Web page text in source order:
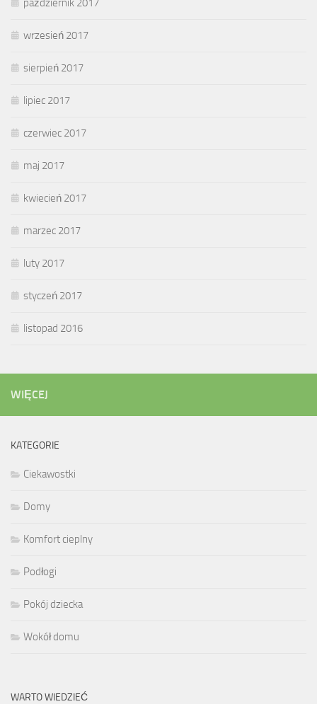
październik 2017
wrzesień 2017
sierpień 2017
lipiec 2017
czerwiec 2017
maj 2017
kwiecień 2017
marzec 2017
luty 2017
styczeń 2017
listopad 2016
WIĘCEJ
KATEGORIE
Ciekawostki
Domy
Komfort cieplny
Podłogi
Pokój dziecka
Wokół domu
WARTO WIEDZIEĆ